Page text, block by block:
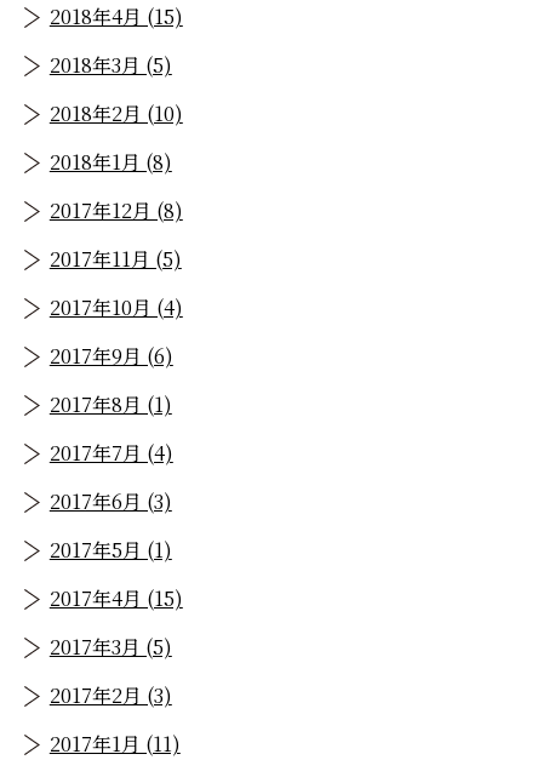
2018年4月 (15)
2018年3月 (5)
2018年2月 (10)
2018年1月 (8)
2017年12月 (8)
2017年11月 (5)
2017年10月 (4)
2017年9月 (6)
2017年8月 (1)
2017年7月 (4)
2017年6月 (3)
2017年5月 (1)
2017年4月 (15)
2017年3月 (5)
2017年2月 (3)
2017年1月 (11)